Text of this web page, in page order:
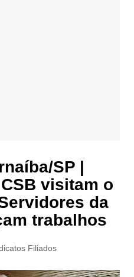
SP |
visitam o
da
trabalhos
Filiados